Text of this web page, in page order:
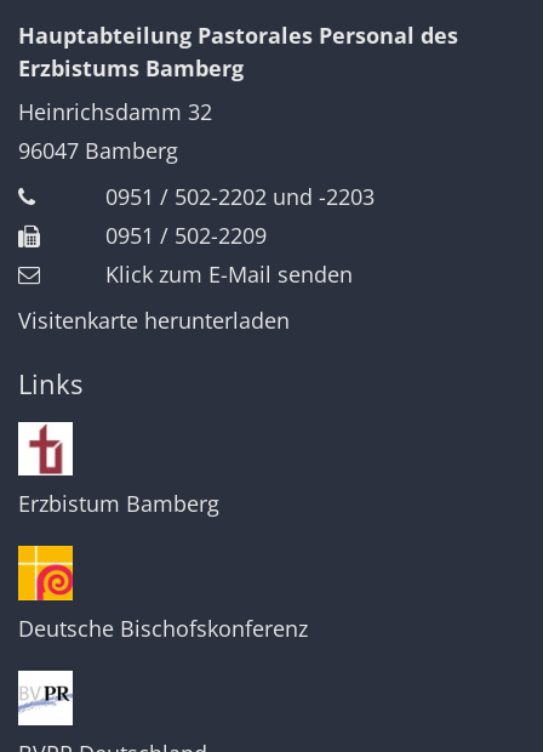
Hauptabteilung Pastorales Personal des
Erzbistums Bamberg
Heinrichsdamm 32
96047 Bamberg
0951 / 502-2202 und -2203
0951 / 502-2209
Klick zum E-Mail senden
Visitenkarte herunterladen
Links
Erzbistum Bamberg
Deutsche Bischofskonferenz